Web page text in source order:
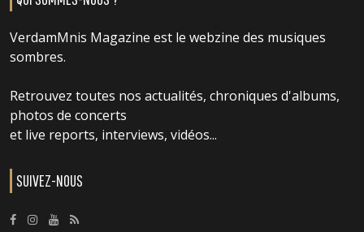
VerdamMnis Magazine est le webzine des musiques
sombres.
Retrouvez toutes nos actualités, chroniques d'albums,
photos de concerts
et live reports, interviews, vidéos...
SUIVEZ-NOUS